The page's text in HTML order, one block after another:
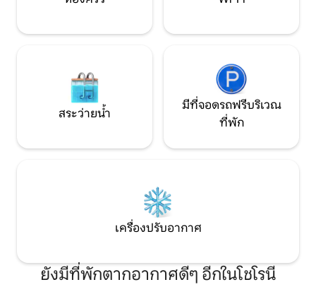
สระว่ายน้ำ
มีที่จอดรถฟรีบริเวณ
ที่พัก
เครื่องปรับอากาศ
ยังมีที่พักตากอากาศดีๆ อีกในโชโรนี